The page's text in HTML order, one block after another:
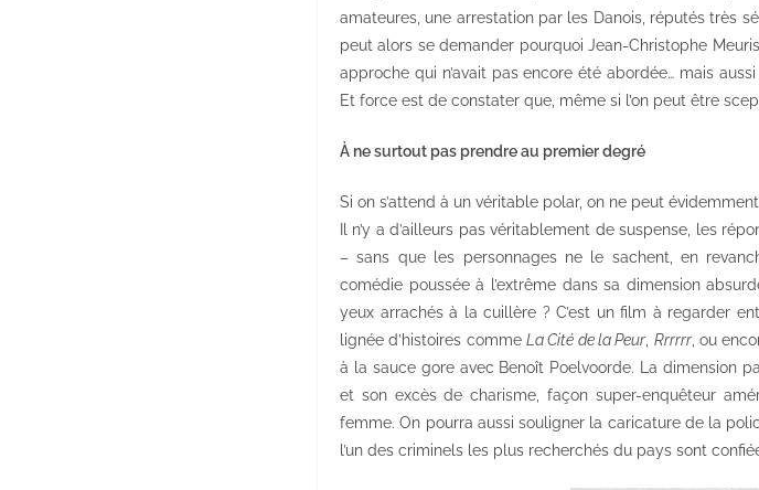
amateures, une arrestation par les Danois, réputés très
peut alors se demander pourquoi Jean-Christophe
approche qui n’avait pas encore été abordée… mais
Et force est de constater que, même si l’on peut être
À ne surtout pas prendre au premier degré
Si on s’attend à un véritable polar, on ne peut évidemment
Il n’y a d’ailleurs pas véritablement de suspense, les
– sans que les personnages ne le sachent, en
comédie poussée à l’extrême dans sa dimension
yeux arrachés à la cuillère ? C’est un film à regarder
lignée d’histoires comme La Cité de la Peur Rrrrrr, ou
à la sauce gore avec Benoît Poelvoorde. La dimension
et son excès de charisme, façon super-enquêteur
femme. On pourra aussi souligner la caricature de la
l’un des criminels les plus recherchés du pays sont